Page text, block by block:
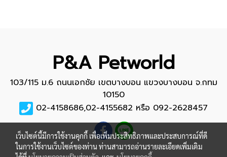
P&A Petworld
103/115 ม.6 ถนนเอกชัย เขตบางบอน แขวงบางบอน จ.กทม
10150
02-4158686,02-4155682 หรือ 092-2628457
เว็บไซต์นี้มีการใช้งานคุกกี้ เพื่อเพิ่มประสิทธิภาพและประสบการณ์ที่ดี
ในการใช้งานเว็บไซต์ของท่าน ท่านสามารถอ่านรายละเอียดเพิ่มเติม